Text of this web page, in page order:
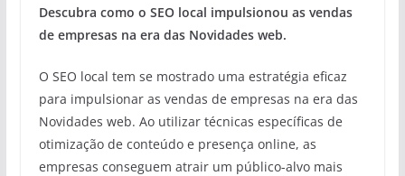
Descubra como o SEO local impulsionou as vendas
de empresas na era das Novidades web.
O SEO local tem se mostrado uma estratégia eficaz
para impulsionar as vendas de empresas na era das
Novidades web. Ao utilizar técnicas específicas de
otimização de conteúdo e presença online, as
empresas conseguem atrair um público-alvo mais